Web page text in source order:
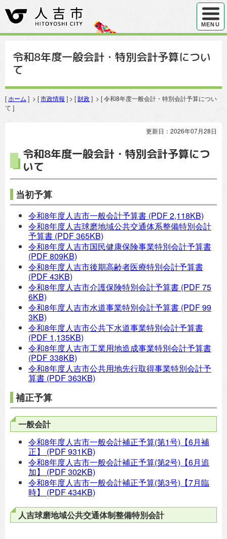
ハンバ
MENU
令和8年度一般会計・特別会計予算につい
て
[ ホーム ] > [市政情報 ] > [財政] > [ 令和8年度一般会計・特別会計予算につい
て ]
更新日：2026年07月28日
令和8年度一般会計・特別会計予算につ
いて
当初予算
令和8年度人吉市一般会計予算書 (PDF 2,118KB)
令和8年度人吉球磨地域公共交通体系整備特別会計
予算書 (PDF 365KB)
令和8年度人吉市国民健康保険事業特別会計予算書
(PDF 809KB)
令和8年度人吉市後期高齢者医療特別会計予算書
(PDF 43KB)
令和8年度人吉市介護保険特別会計予算書 (PDF 75
6KB)
令和8年度人吉市水道事業特別会計予算書 (PDF 99
3KB)
令和8年度人吉市公共下水道事業特別会計予算書
(PDF 1,135KB)
令和8年度人吉市工業用地造成事業特別会計予算書
(PDF 338KB)
令和8年度人吉市公共用地先行取得事業特別会計予
算書 (PDF 363KB)
補正予算
一般会計
令和8年度人吉市一般会計補正予算(第1号)【6月補
正】
(PDF 931KB)
令和8年度人吉市一般会計補正予算(第2号)【6月追
加】
(PDF 302KB)
令和8年度人吉市一般会計補正予算(第3号)【7月臨
時】
(PDF 434KB)
人吉球磨地域公共交通体制整備特別会計